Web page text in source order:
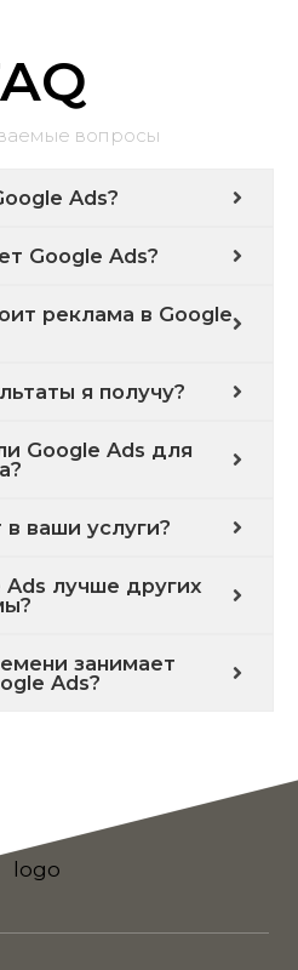
вопросы
Ads?
Google Ads?
реклама в Google
я получу?
Google Ads для
ваши услуги?
лучше других
занимает
Ads?